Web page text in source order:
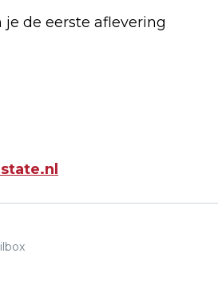
de eerste aflevering